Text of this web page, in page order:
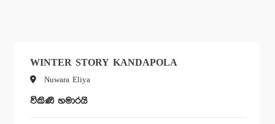
WINTER STORY KANDAPOLA
Nuwara Eliya
විකිණී හමාරයි